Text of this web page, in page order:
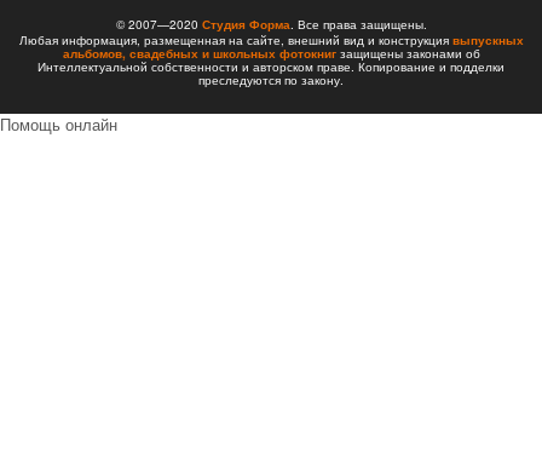
© 2007—2020 Студия Форма . Все права защищены.
Любая информация, размещенная на сайте, внешний вид и конструкция выпускных
альбомов, свадебных и школьных фотокнигзащищены законами об
Интеллектуальной собственности и авторском праве. Копирование и подделки
преследуются по закону.
Помощь онлайн